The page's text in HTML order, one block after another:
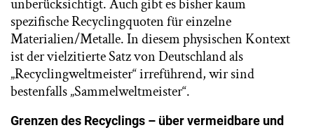
unberücksichtigt. Auch gibt es bisher kaum
spezifische Recyclingquoten für einzelne
Materialien/Metalle. In diesem physischen Kontext
ist der vielzitierte Satz von Deutschland als
„Recyclingweltmeister“ irreführend, wir sind
bestenfalls „Sammelweltmeister“.
Grenzen des Recyclings – über vermeidbare und